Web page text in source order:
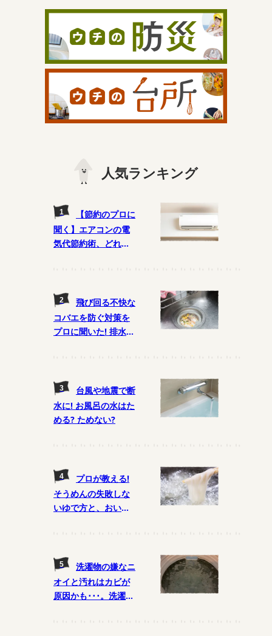
人気ランキング
【節約のプロに
聞く】エアコンの電
気代節約術、どれが
飛び回る不快な
コバエを防ぐ対策を
プロに聞いた! 排水口
台風や地震で断
水に! お風呂の水はた
める? ためない?
プロが教える!
そうめんの失敗しな
いゆで方と、おいし
洗濯物の嫌なニ
オイと汚れはカビが
原因かも･･･。洗濯槽